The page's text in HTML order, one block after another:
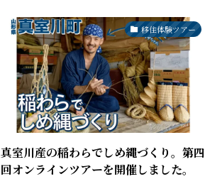
移住体験ツアー
真室川産の稲わらでしめ縄づくり。第四
回オンラインツアーを開催しました。